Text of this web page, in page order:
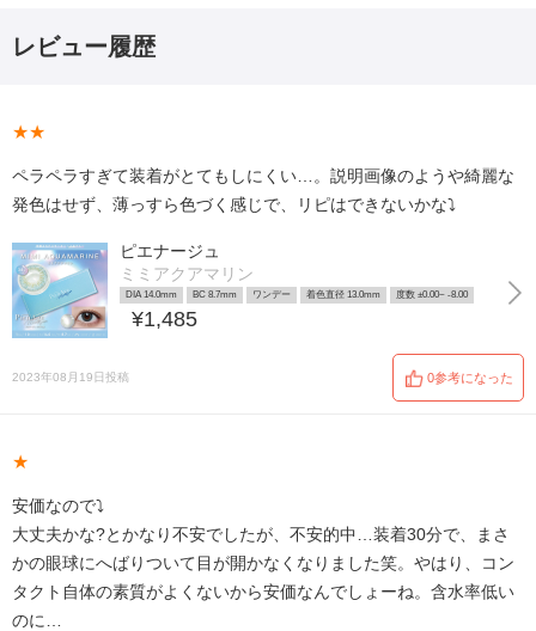
レビュー履歴
★★
ペラペラすぎて装着がとてもしにくい…。説明画像のようや綺麗な
発色はせず、薄っすら色づく感じで、リピはできないかな⤵︎
ピエナージュ
ミミアクアマリン
DIA 14.0mm BC 8.7mm ワンデー 着色直径 13.0mm 度数 ±0.00~ -8.00
¥1,485
2023年08月19日投稿 0参考になった
★
安価なので⤵︎
大丈夫かな?とかなり不安でしたが、不安的中…装着30分で、まさ
かの眼球にへばりついて目が開かなくなりました笑。やはり、コン
タクト自体の素質がよくないから安価なんでしょーね。含水率低い
のに…